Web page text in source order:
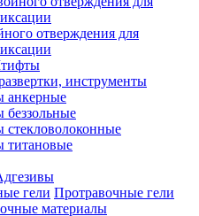
отверждения для
инструменты
Протравочные гели